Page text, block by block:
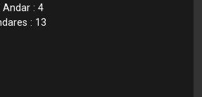
: 4
: 13